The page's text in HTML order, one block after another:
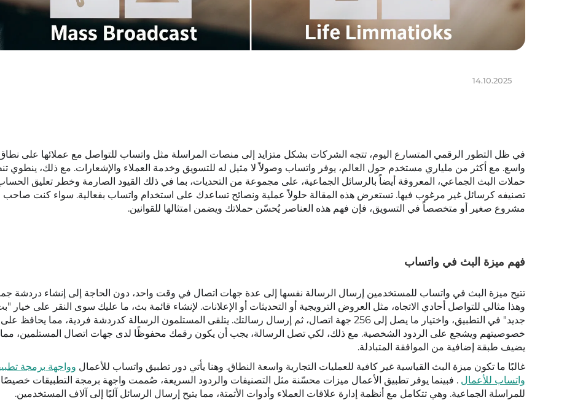
14.10.2025
في ظل التطور الرقمي المتسارع اليوم، تتجه الشركات بشكل متزايد إلى منصات المراسلة مثل واتساب للتواصل مع عملائها على
واسع. مع أكثر من ملياري مستخدم حول العالم، يوفر واتساب وصولاً لا مثيل له للتسويق وخدمة العملاء والإشعارات. مع ذلك، ينطوي
حملات البث الجماعي، المعروفة أيضاً بالرسائل الجماعية، على مجموعة من التحديات، بما في ذلك القيود الصارمة وخطر تعليق
تصنيفه كرسائل غير مرغوب فيها. تستعرض هذه المقالة حلولاً عملية ونصائح تساعدك على استخدام واتساب بفعالية. سواء كنت صاحب
مشروع صغير أو متخصصاً في التسويق، فإن فهم هذه العناصر يُحسّن حملاتك ويضمن امتثالها للقوانين.
فهم ميزة البث في واتساب
تتيح ميزة البث في واتساب للمستخدمين إرسال الرسالة نفسها إلى عدة جهات اتصال في وقت واحد، دون الحاجة إلى إنشاء دردشة
وهذا مثالي للتواصل أحادي الاتجاه، مثل العروض الترويجية أو التحديثات أو الإعلانات. لإنشاء قائمة بث، ما عليك سوى النقر على خيار
جديد" في التطبيق، واختيار ما يصل إلى 256 جهة اتصال، ثم إرسال رسالتك. يتلقى المستلمون الرسالة كدردشة فردية، مما يحافظ على
خصوصيتهم ويشجع على الردود الشخصية. مع ذلك، لكي تصل الرسالة، يجب أن يكون رقمك محفوظًا لدى جهات اتصال المستلمين، مما
يضيف طبقة إضافية من الموافقة المتبادلة.
غالبًا ما تكون ميزة البث القياسية غير كافية للعمليات التجارية واسعة النطاق. وهنا يأتي دور تطبيق واتساب للأعمال وواجهة برمجة
واتساب للأعمال . فبينما يوفر تطبيق الأعمال ميزات محسّنة مثل التصنيفات والردود السريعة، صُممت واجهة برمجة التطبيقات خصيصًا
للمراسلة الجماعية. وهي تتكامل مع أنظمة إدارة علاقات العملاء وأدوات الأتمتة، مما يتيح إرسال الرسائل آليًا إلى آلاف المستخدمين.